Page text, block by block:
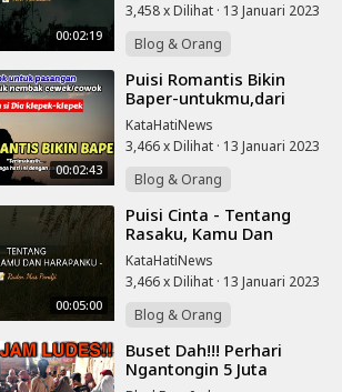
00:02:19
3,458 x Dilihat · 13 Januari 2023
Blog & Orang
00:02:43
⁣Puisi Romantis Bikin
Baper-untukmu,dari
Hati-(puisi Romantis
Buat Pacar,puisi Baper)
KataHatiNews
3,466 x Dilihat · 13 Januari 2023
Blog & Orang
00:05:00
⁣Puisi Cinta - Tentang
Rasaku, Kamu Dan
Harapanku |
Musikalisasi | Baper
KataHatiNews
3,466 x Dilihat · 13 Januari 2023
Blog & Orang
⁣Buset Dah!!! Perhari
Ngantongin 5 Juta
Gampang, Jualan Pagi